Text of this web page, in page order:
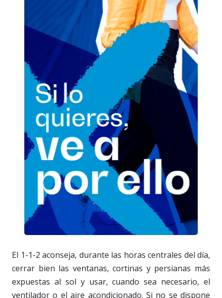
El 1-1-2 aconseja, durante las horas centrales del día,
cerrar bien las ventanas, cortinas y persianas más
expuestas al sol y usar, cuando sea necesario, el
ventilador o el aire acondicionado. Si no se dispone